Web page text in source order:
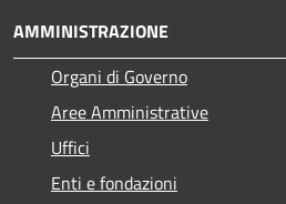
AMMINISTRAZIONE
Organi di Governo
Aree Amministrative
Uffici
Enti e fondazioni